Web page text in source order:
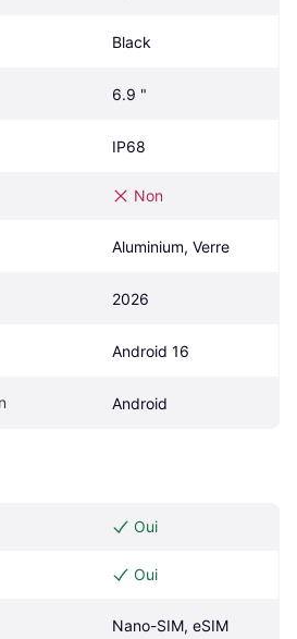
Black
6.9 "
IP68
Non
Aluminium, Verre
2026
Android 16
Android
Oui
Oui
Nano-SIM, eSIM